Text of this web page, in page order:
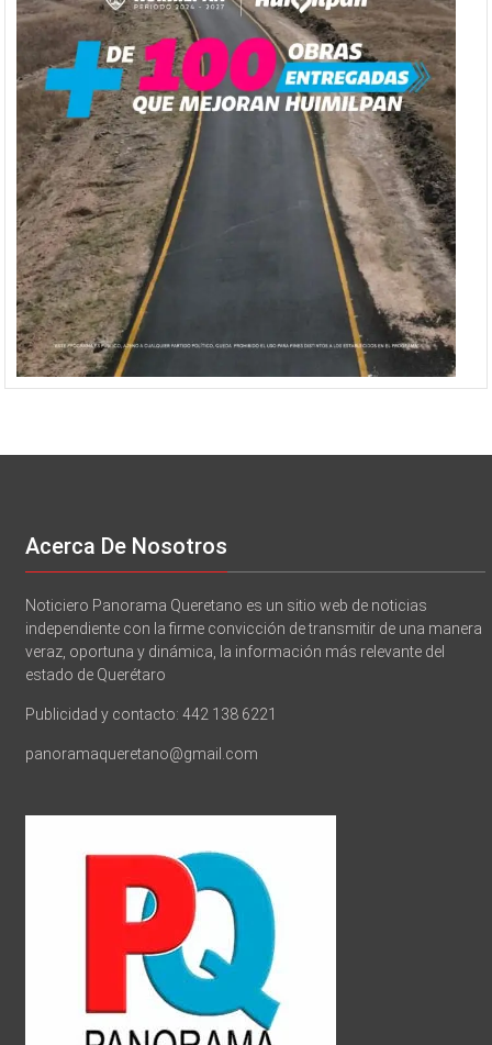
Acerca De Nosotros
Noticiero Panorama Queretano es un sitio web de noticias
independiente con la firme convicción de transmitir de una manera
veraz, oportuna y dinámica, la información más relevante del
estado de Querétaro
Publicidad y contacto: 442 138 6221
panoramaqueretano@gmail.com